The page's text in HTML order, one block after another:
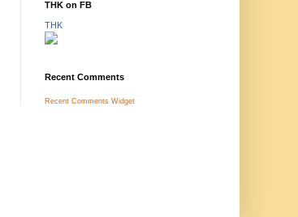
THK on FB
THK
Recent Comments
Recent Comments Widget